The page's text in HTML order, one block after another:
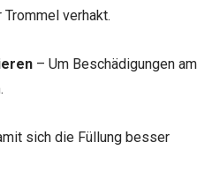
verhakt.
– Um Beschädigungen am
sich die Füllung besser